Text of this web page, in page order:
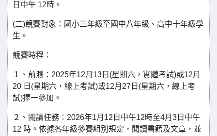
日中午 12時。
(二)競賽對象：國小三年級至國中八年級、高中十年級學
生。
競賽時程：
１、前測：2025年12月13日(星期六，實體考試)或12月
20 日(星期六，線上考試)或12月27日(星期六，線上考
試)擇一參加。
２、閱讀任務：2026年1月12日中午12時至4月3日中午
12 時。依據各年級參賽組別規定，閱讀書籍及文章，並